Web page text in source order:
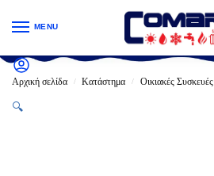
MENU
Αρχική σελίδα / Κατάστημα / Οικιακές Συσκευές
🔍